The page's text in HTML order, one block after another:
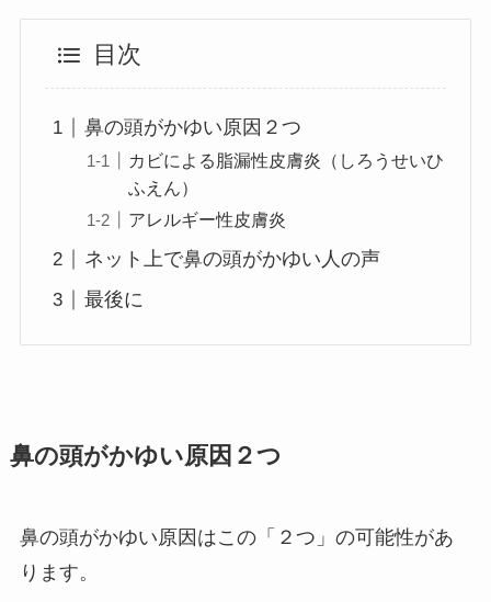
目次
鼻の頭がかゆい原因２つ
カビによる脂漏性皮膚炎（しろうせいひ
ふえん）
アレルギー性皮膚炎
ネット上で鼻の頭がかゆい人の声
最後に
鼻の頭がかゆい原因２つ
鼻の頭がかゆい原因はこの「２つ」の可能性があ
ります。